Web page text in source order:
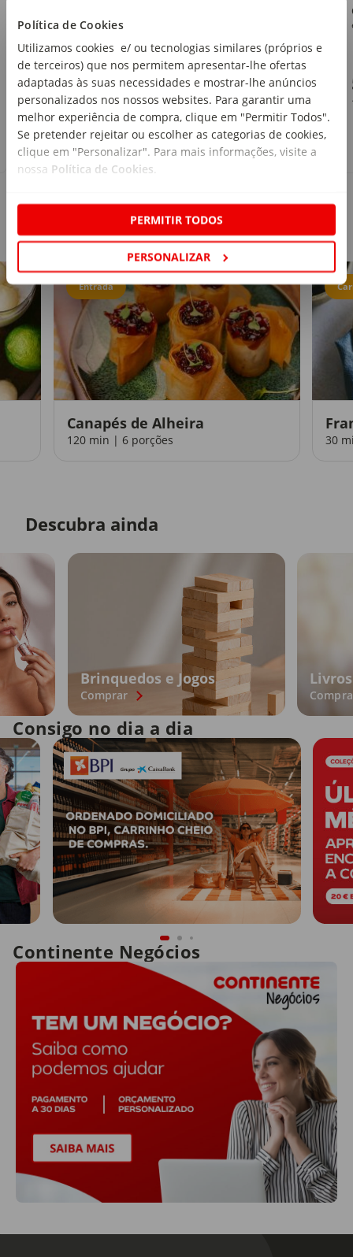
Política de Cookies
Utilizamos cookies e/ ou tecnologias similares (próprios e
de terceiros) que nos permitem apresentar-lhe ofertas
adaptadas às suas necessidades e mostrar-lhe anúncios
personalizados nos nossos websites. Para garantir uma
melhor experiência de compra, clique em "Permitir Todos".
Se pretender rejeitar ou escolher as categorias de cookies,
clique em "Personalizar". Para mais informações, visite a
nossa Política de Cookies
PERMITIR TODOS
PERSONALIZAR
1 ,79€
7,16€/kg
Receitas
Entrada
Canapés de Alheira
120 min | 6 porções 30
Descubra ainda
Brinquedos e Jogos
Comprar
Livros
Consigo no dia a dia
Continente Negócios